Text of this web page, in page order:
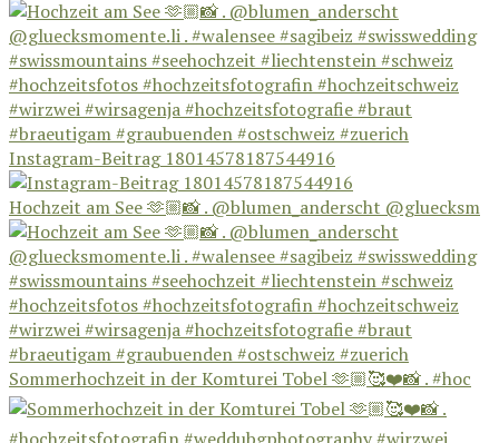
Instagram-Beitrag 18014578187544916
Hochzeit am See 🫶🏼📸 . @blumen_anderscht @gluecksm
Sommerhochzeit in der Komturei Tobel 🫶🏼🥰❤️📸 . #hoc